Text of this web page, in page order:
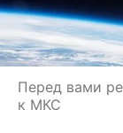
Перед вами
к МКС